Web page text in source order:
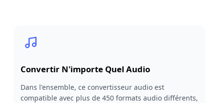
Convertir N'importe Quel Audio
Dans l'ensemble, ce convertisseur audio est
compatible avec plus de 450 formats audio différents,